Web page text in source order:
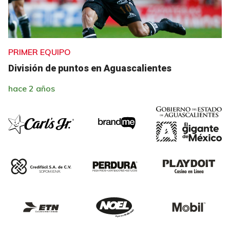
PRIMER EQUIPO
División de puntos en Aguascalientes
hace 2 años